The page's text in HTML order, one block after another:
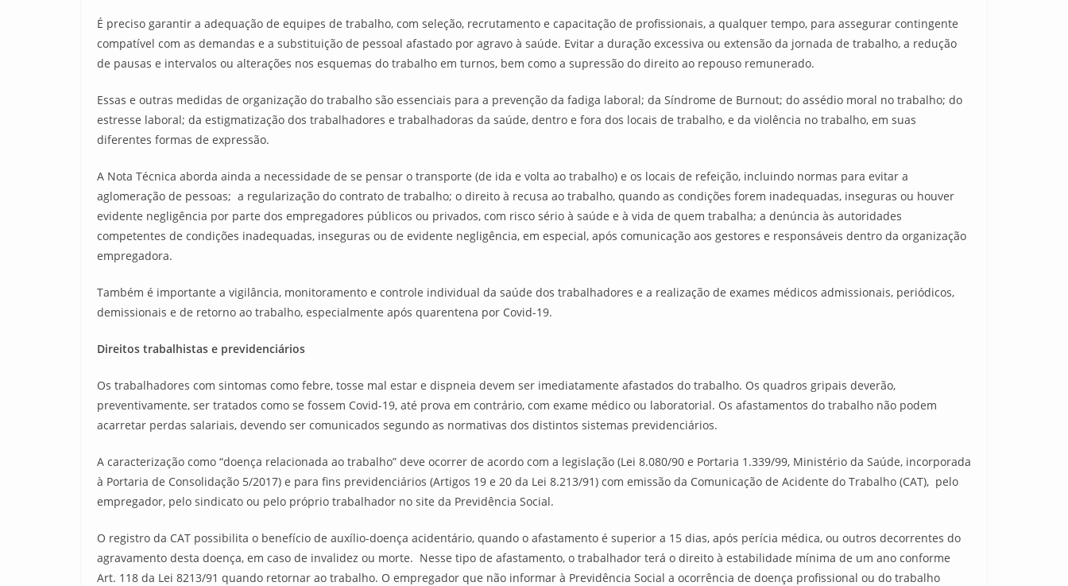
É preciso garantir a adequação de equipes de trabalho, com seleção, recrutamento e capacitação de profissionais, a qualquer tempo, para assegurar contingente
compatível com as demandas e a substituição de pessoal afastado por agravo à saúde. Evitar a duração excessiva ou extensão da jornada de trabalho, a redução
de pausas e intervalos ou alterações nos esquemas do trabalho em turnos, bem como a supressão do direito ao repouso remunerado.
Essas e outras medidas de organização do trabalho são essenciais para a prevenção da fadiga laboral; da Síndrome de Burnout; do assédio moral no trabalho; do
estresse laboral; da estigmatização dos trabalhadores e trabalhadoras da saúde, dentro e fora dos locais de trabalho, e da violência no trabalho, em suas
diferentes formas de expressão.
A Nota Técnica aborda ainda a necessidade de se pensar o transporte (de ida e volta ao trabalho) e os locais de refeição, incluindo normas para evitar a
aglomeração de pessoas; a regularização do contrato de trabalho; o direito à recusa ao trabalho, quando as condições forem inadequadas, inseguras ou houver
evidente negligência por parte dos empregadores públicos ou privados, com risco sério à saúde e à vida de quem trabalha; a denúncia às autoridades
competentes de condições inadequadas, inseguras ou de evidente negligência, em especial, após comunicação aos gestores e responsáveis dentro da organização
empregadora.
Também é importante a vigilância, monitoramento e controle individual da saúde dos trabalhadores e a realização de exames médicos admissionais, periódicos,
demissionais e de retorno ao trabalho, especialmente após quarentena por Covid-19.
Direitos trabalhistas e previdenciários
Os trabalhadores com sintomas como febre, tosse mal estar e dispneia devem ser imediatamente afastados do trabalho. Os quadros gripais deverão,
preventivamente, ser tratados como se fossem Covid-19, até prova em contrário, com exame médico ou laboratorial. Os afastamentos do trabalho não podem
acarretar perdas salariais, devendo ser comunicados segundo as normativas dos distintos sistemas previdenciários.
A caracterização como “doença relacionada ao trabalho” deve ocorrer de acordo com a legislação (Lei 8.080/90 e Portaria 1.339/99, Ministério da Saúde, incorporada
à Portaria de Consolidação 5/2017) e para fins previdenciários (Artigos 19 e 20 da Lei 8.213/91) com emissão da Comunicação de Acidente do Trabalho (CAT), pelo
empregador, pelo sindicato ou pelo próprio trabalhador no site da Previdência Social.
O registro da CAT possibilita o benefício de auxílio-doença acidentário, quando o afastamento é superior a 15 dias, após perícia médica, ou outros decorrentes do
agravamento desta doença, em caso de invalidez ou morte. Nesse tipo de afastamento, o trabalhador terá o direito à estabilidade mínima de um ano conforme
Art. 118 da Lei 8213/91 quando retornar ao trabalho. O empregador que não informar à Previdência Social a ocorrência de doença profissional ou do trabalho